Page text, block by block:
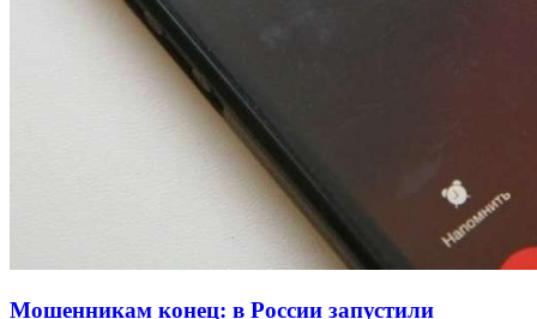
Волгоградские компании нарастили экспорт:
заключены контракты на 3,6 млн долларов
Мошенникам конец: в России запустили